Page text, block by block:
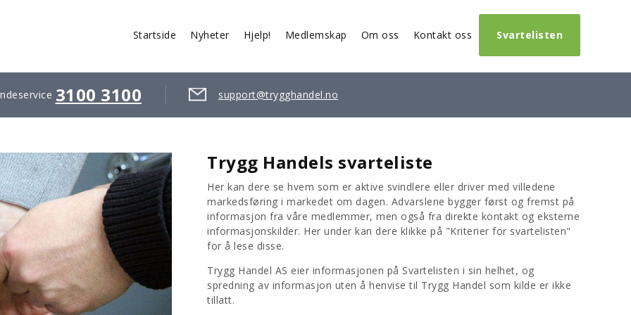
Startside Nyheter Hjelp! Medlemskap Om oss Kontakt oss Svartelisten
3100 3100 support@trygghandel.no
Trygg Handels svarteliste
Her kan dere se hvem som er aktive svindlere eller driver med villedene
markedsføring i markedet om dagen. Advarslene bygger først og fremst på
informasjon fra våre medlemmer, men også fra direkte kontakt og eksterne
informasjonskilder. Her under kan dere klikke på "Kriterier for svartelisten"
for å lese disse.
Trygg Handel AS eier informasjonen på Svartelisten i sin helhet, og
spredning av informasjon uten å henvise til Trygg Handel som kilde er ikke
tillatt.